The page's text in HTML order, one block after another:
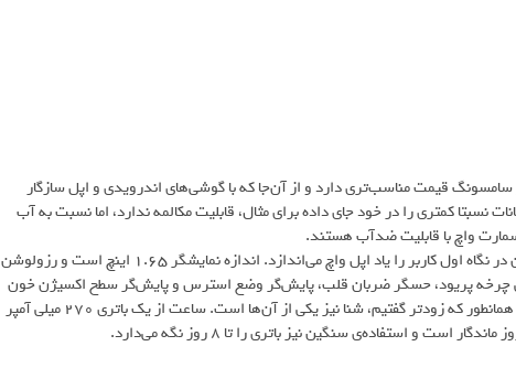
اپل و سامسونگ قیمت مناسب‌تری دارد و از آن‌جا که با گوشی‌های اندرویدی و اپل سازگار
نسبتا کمتری را در خود جای داده برای مثال، قابلیت مکالمه ندارد، اما نسبت به آب
واچ با قابلیت ضدآب هستند.
این ساعت هوشمند امیزفیت ۳۱ گرم وزن دارد و نمایشگر مستطیلی آن در نگاه اول کاربر را یاد اپل واچ می‌اندازد. اندازه نمایشگر ۱.۶۵ اینچ است و رزولوشن
ردیابی چرخه پریود، حسگر ضربان قلب، پایش‌گر وضع استرس و پایش‌گر سطح اکسیژن خون
است. تا ۱۲۶ مود ورزشی نیز توسط GTS 4 mini پشتیبانی می‌شود که همانطور که زودتر گفتیم، شنا نیز یکی از آن‌ها است. ساعت از یک باتری ۲۷۰ میلی آمپر